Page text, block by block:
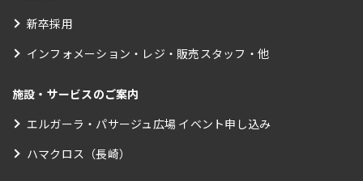
新卒採用
インフォメーション・レジ・販売スタッフ・他
施設・サービスのご案内
エルガーラ・パサージュ広場 イベント申し込み
ハマクロス（長崎）